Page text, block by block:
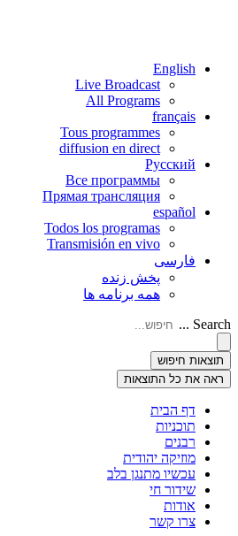
English
Live Broadcast
All Programs
français
Tous programmes
diffusion en direct
Русский
Все программы
Прямая трансляция
español
Todos los programas
Transmisión en vivo
فارسی
پخش زنده
همه برنامه ها
Search ...
תוצאות חיפוש
ראה את כל התוצאות
דף הבית
תוכניות
רבנים
מוזיקה יהודית
עכשיו מתנגן בלב
שידור חי
אודות
צרו קשר